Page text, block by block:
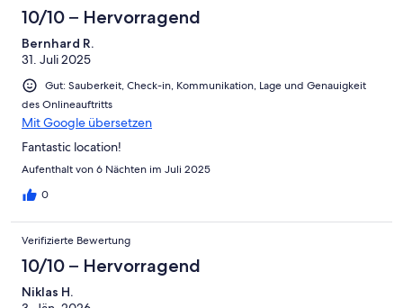
10/10 – Hervorragend
Bernhard R.
31. Juli 2025
Gut: Sauberkeit, Check-in, Kommunikation, Lage und Genauigkeit
des Onlineauftritts
Mit Google übersetzen
Fantastic location!
Aufenthalt von 6 Nächten im Juli 2025
0
Verifizierte Bewertung
10/10 – Hervorragend
Niklas H.